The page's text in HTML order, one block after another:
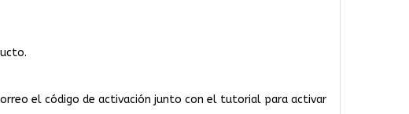
el código de activación junto con el tutorial para activar